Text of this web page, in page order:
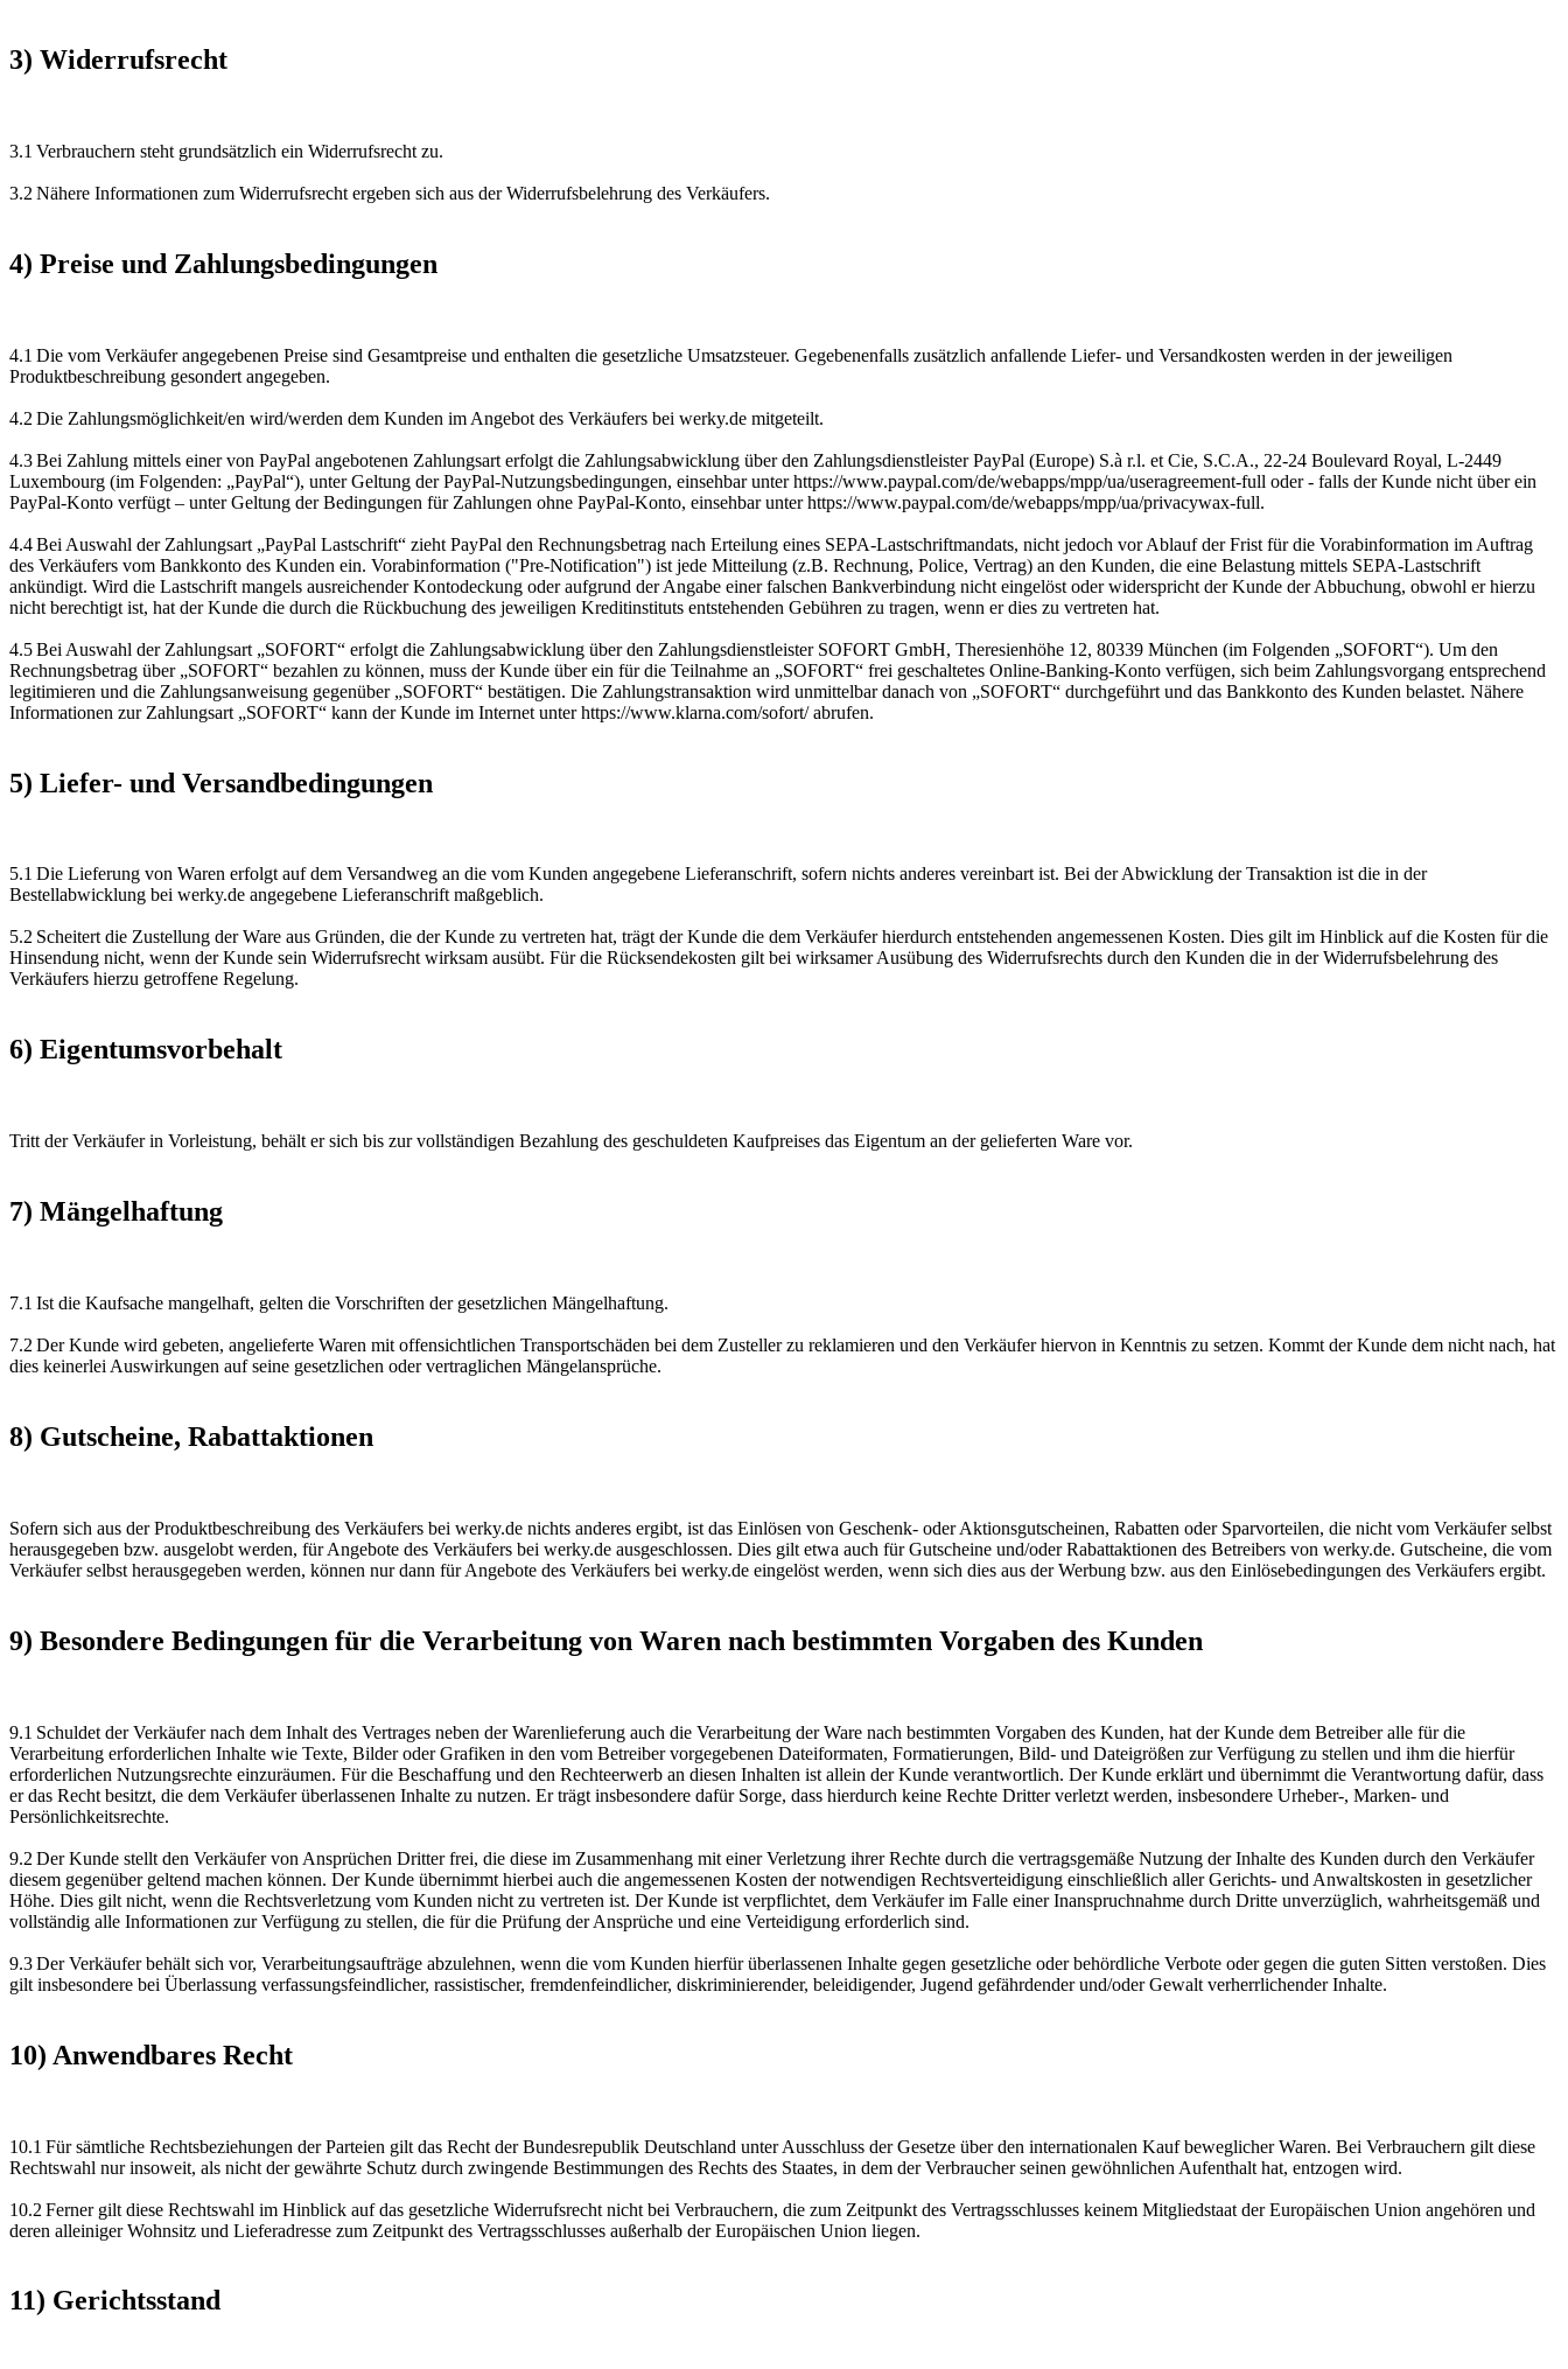
3) Widerrufsrecht
3.1 Verbrauchern steht grundsätzlich ein Widerrufsrecht zu.
3.2 Nähere Informationen zum Widerrufsrecht ergeben sich aus der Widerrufsbelehrung des Verkäufers.
4) Preise und Zahlungsbedingungen
4.1 Die vom Verkäufer angegebenen Preise sind Gesamtpreise und enthalten die gesetzliche Umsatzsteuer. Gegebenenfalls zusätzlich anfallende Liefer- und Versandkosten werden in der jeweiligen
Produktbeschreibung gesondert angegeben.
4.2 Die Zahlungsmöglichkeit/en wird/werden dem Kunden im Angebot des Verkäufers bei werky.de mitgeteilt.
4.3 Bei Zahlung mittels einer von PayPal angebotenen Zahlungsart erfolgt die Zahlungsabwicklung über den Zahlungsdienstleister PayPal (Europe) S.à r.l. et Cie, S.C.A., 22-24 Boulevard Royal, L-2449
Luxembourg (im Folgenden: „PayPal“), unter Geltung der PayPal-Nutzungsbedingungen, einsehbar unter https://www.paypal.com/de/webapps/mpp/ua/useragreement-full oder - falls der Kunde nicht über ein
PayPal-Konto verfügt – unter Geltung der Bedingungen für Zahlungen ohne PayPal-Konto, einsehbar unter https://www.paypal.com/de/webapps/mpp/ua/privacywax-full.
4.4 Bei Auswahl der Zahlungsart „PayPal Lastschrift“ zieht PayPal den Rechnungsbetrag nach Erteilung eines SEPA-Lastschriftmandats, nicht jedoch vor Ablauf der Frist für die Vorabinformation im Auftrag
des Verkäufers vom Bankkonto des Kunden ein. Vorabinformation ("Pre-Notification") ist jede Mitteilung (z.B. Rechnung, Police, Vertrag) an den Kunden, die eine Belastung mittels SEPA-Lastschrift
ankündigt. Wird die Lastschrift mangels ausreichender Kontodeckung oder aufgrund der Angabe einer falschen Bankverbindung nicht eingelöst oder widerspricht der Kunde der Abbuchung, obwohl er hierzu
nicht berechtigt ist, hat der Kunde die durch die Rückbuchung des jeweiligen Kreditinstituts entstehenden Gebühren zu tragen, wenn er dies zu vertreten hat.
4.5 Bei Auswahl der Zahlungsart „SOFORT“ erfolgt die Zahlungsabwicklung über den Zahlungsdienstleister SOFORT GmbH, Theresienhöhe 12, 80339 München (im Folgenden „SOFORT“). Um den
Rechnungsbetrag über „SOFORT“ bezahlen zu können, muss der Kunde über ein für die Teilnahme an „SOFORT“ frei geschaltetes Online-Banking-Konto verfügen, sich beim Zahlungsvorgang entsprechend
legitimieren und die Zahlungsanweisung gegenüber „SOFORT“ bestätigen. Die Zahlungstransaktion wird unmittelbar danach von „SOFORT“ durchgeführt und das Bankkonto des Kunden belastet. Nähere
Informationen zur Zahlungsart „SOFORT“ kann der Kunde im Internet unter https://www.klarna.com/sofort/ abrufen.
5) Liefer- und Versandbedingungen
5.1 Die Lieferung von Waren erfolgt auf dem Versandweg an die vom Kunden angegebene Lieferanschrift, sofern nichts anderes vereinbart ist. Bei der Abwicklung der Transaktion ist die in der
Bestellabwicklung bei werky.de angegebene Lieferanschrift maßgeblich.
5.2 Scheitert die Zustellung der Ware aus Gründen, die der Kunde zu vertreten hat, trägt der Kunde die dem Verkäufer hierdurch entstehenden angemessenen Kosten. Dies gilt im Hinblick auf die Kosten für die
Hinsendung nicht, wenn der Kunde sein Widerrufsrecht wirksam ausübt. Für die Rücksendekosten gilt bei wirksamer Ausübung des Widerrufsrechts durch den Kunden die in der Widerrufsbelehrung des
Verkäufers hierzu getroffene Regelung.
6) Eigentumsvorbehalt
Tritt der Verkäufer in Vorleistung, behält er sich bis zur vollständigen Bezahlung des geschuldeten Kaufpreises das Eigentum an der gelieferten Ware vor.
7) Mängelhaftung
7.1 Ist die Kaufsache mangelhaft, gelten die Vorschriften der gesetzlichen Mängelhaftung.
7.2 Der Kunde wird gebeten, angelieferte Waren mit offensichtlichen Transportschäden bei dem Zusteller zu reklamieren und den Verkäufer hiervon in Kenntnis zu setzen. Kommt der Kunde dem nicht nach, hat
dies keinerlei Auswirkungen auf seine gesetzlichen oder vertraglichen Mängelansprüche.
8) Gutscheine, Rabattaktionen
Sofern sich aus der Produktbeschreibung des Verkäufers bei werky.de nichts anderes ergibt, ist das Einlösen von Geschenk- oder Aktionsgutscheinen, Rabatten oder Sparvorteilen, die nicht vom Verkäufer selbst
herausgegeben bzw. ausgelobt werden, für Angebote des Verkäufers bei werky.de ausgeschlossen. Dies gilt etwa auch für Gutscheine und/oder Rabattaktionen des Betreibers von werky.de. Gutscheine, die vom
Verkäufer selbst herausgegeben werden, können nur dann für Angebote des Verkäufers bei werky.de eingelöst werden, wenn sich dies aus der Werbung bzw. aus den Einlösebedingungen des Verkäufers ergibt.
9) Besondere Bedingungen für die Verarbeitung von Waren nach bestimmten Vorgaben des Kunden
9.1 Schuldet der Verkäufer nach dem Inhalt des Vertrages neben der Warenlieferung auch die Verarbeitung der Ware nach bestimmten Vorgaben des Kunden, hat der Kunde dem Betreiber alle für die
Verarbeitung erforderlichen Inhalte wie Texte, Bilder oder Grafiken in den vom Betreiber vorgegebenen Dateiformaten, Formatierungen, Bild- und Dateigrößen zur Verfügung zu stellen und ihm die hierfür
erforderlichen Nutzungsrechte einzuräumen. Für die Beschaffung und den Rechteerwerb an diesen Inhalten ist allein der Kunde verantwortlich. Der Kunde erklärt und übernimmt die Verantwortung dafür, dass
er das Recht besitzt, die dem Verkäufer überlassenen Inhalte zu nutzen. Er trägt insbesondere dafür Sorge, dass hierdurch keine Rechte Dritter verletzt werden, insbesondere Urheber-, Marken- und
Persönlichkeitsrechte.
9.2 Der Kunde stellt den Verkäufer von Ansprüchen Dritter frei, die diese im Zusammenhang mit einer Verletzung ihrer Rechte durch die vertragsgemäße Nutzung der Inhalte des Kunden durch den Verkäufer
diesem gegenüber geltend machen können. Der Kunde übernimmt hierbei auch die angemessenen Kosten der notwendigen Rechtsverteidigung einschließlich aller Gerichts- und Anwaltskosten in gesetzlicher
Höhe. Dies gilt nicht, wenn die Rechtsverletzung vom Kunden nicht zu vertreten ist. Der Kunde ist verpflichtet, dem Verkäufer im Falle einer Inanspruchnahme durch Dritte unverzüglich, wahrheitsgemäß und
vollständig alle Informationen zur Verfügung zu stellen, die für die Prüfung der Ansprüche und eine Verteidigung erforderlich sind.
9.3 Der Verkäufer behält sich vor, Verarbeitungsaufträge abzulehnen, wenn die vom Kunden hierfür überlassenen Inhalte gegen gesetzliche oder behördliche Verbote oder gegen die guten Sitten verstoßen. Dies
gilt insbesondere bei Überlassung verfassungsfeindlicher, rassistischer, fremdenfeindlicher, diskriminierender, beleidigender, Jugend gefährdender und/oder Gewalt verherrlichender Inhalte.
10) Anwendbares Recht
10.1 Für sämtliche Rechtsbeziehungen der Parteien gilt das Recht der Bundesrepublik Deutschland unter Ausschluss der Gesetze über den internationalen Kauf beweglicher Waren. Bei Verbrauchern gilt diese
Rechtswahl nur insoweit, als nicht der gewährte Schutz durch zwingende Bestimmungen des Rechts des Staates, in dem der Verbraucher seinen gewöhnlichen Aufenthalt hat, entzogen wird.
10.2 Ferner gilt diese Rechtswahl im Hinblick auf das gesetzliche Widerrufsrecht nicht bei Verbrauchern, die zum Zeitpunkt des Vertragsschlusses keinem Mitgliedstaat der Europäischen Union angehören und
deren alleiniger Wohnsitz und Lieferadresse zum Zeitpunkt des Vertragsschlusses außerhalb der Europäischen Union liegen.
11) Gerichtsstand